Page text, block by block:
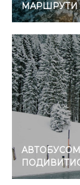
МАРШРУТИ
АВТОБУСОМ